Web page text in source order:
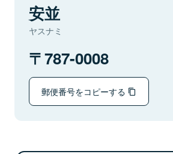
安並
ヤスナミ
787-0008
郵便番号をコピーする